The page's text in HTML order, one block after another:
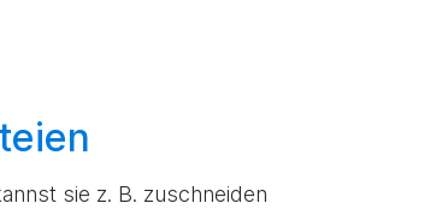
sie z. B. zuschneiden